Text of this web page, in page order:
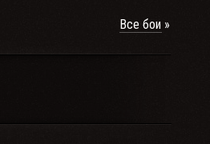
Все бои